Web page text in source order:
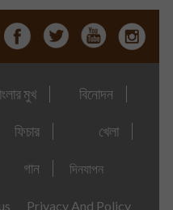
মুখ বিনোদন
ফিচার খেলা
গান দিনযাপন
Privacy And Policy